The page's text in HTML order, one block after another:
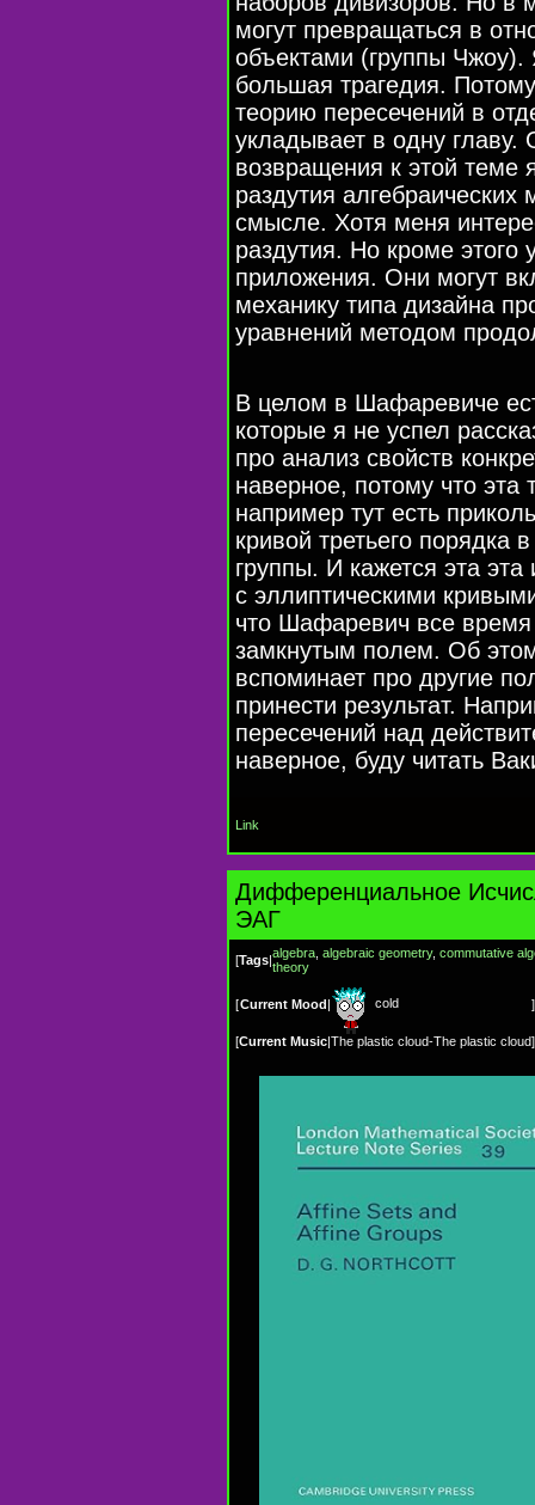
могут превращаться в
объектами (группы
большая трагедия.
теорию пересечений в
укладывает в одну
возвращения к этой теме
раздутия алгебраических
смысле. Хотя меня
раздутия. Но кроме этого
приложения. Они могут
механику типа дизайна
уравнений методом
В целом в Шафаревиче
которые я не успел
про анализ свойств
наверное, потому что эта
например тут есть
кривой третьего порядка
группы. И кажется эта
с эллиптическими
что Шафаревич все время
замкнутым полем. Об
вспоминает про другие
принести результат.
пересечений над
наверное, буду читать
Link
Дифференциальное
ЭАГ
[Tags algebra algebraic geometry, commutative
theory
[Current Mood cold ]
[Current Music The plastic cloud-The plastic cloud]